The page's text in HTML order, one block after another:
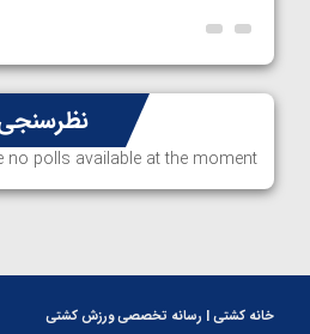
no polls available at the moment.
خانه کشتی | رسانه تخصصی ورزش کشتی